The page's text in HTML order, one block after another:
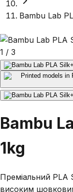
Bambu Lab
1 / 3
Bambu
1kg
Преміальний PLA
високим